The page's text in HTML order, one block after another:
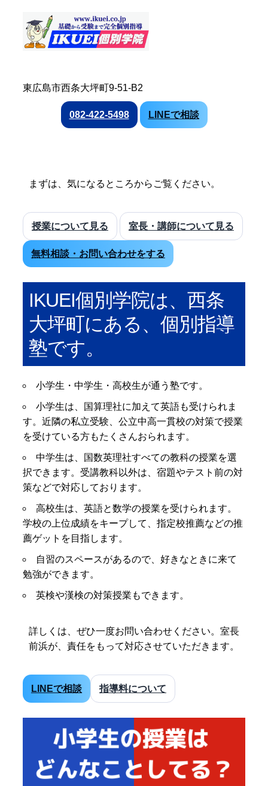
東広島市西条大坪町9-51-B2
082-422-5498 LINEで相談
まずは、気になるところからご覧ください。
授業について見る 室長・講師について見る
無料相談・お問い合わせをする
IKUEI個別学院は、西条
大坪町にある、個別指導
塾です。
小学生・中学生・高校生が通う塾です。
小学生は、国算理社に加えて英語も受けられま
す。近隣の私立受験、公立中高一貫校の対策で授業
を受けている方もたくさんおられます。
中学生は、国数英理社すべての教科の授業を選
択できます。受講教科以外は、宿題やテスト前の対
策などで対応しております。
高校生は、英語と数学の授業を受けられます。
学校の上位成績をキープして、指定校推薦などの推
薦ゲットを目指します。
自習のスペースがあるので、好きなときに来て
勉強ができます。
英検や漢検の対策授業もできます。
詳しくは、ぜひ一度お問い合わせください。室長
前浜が、責任をもって対応させていただきます。
LINEで相談 指導料について